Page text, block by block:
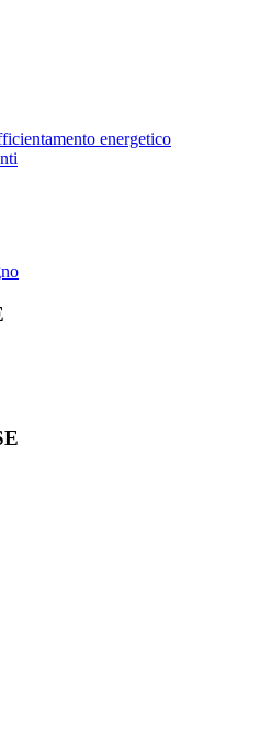
energetico